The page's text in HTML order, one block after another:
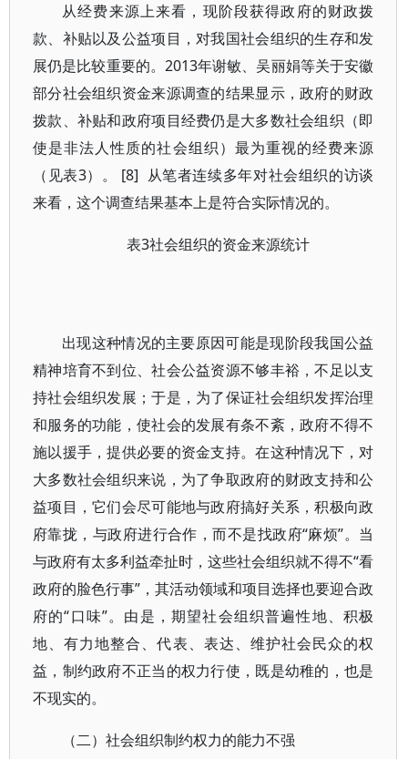
从经费来源上来看，现阶段获得政府的财政拨
款、补贴以及公益项目，对我国社会组织的生存和发
展仍是比较重要的。2013年谢敏、吴丽娟等关于安徽
部分社会组织资金来源调查的结果显示，政府的财政
拨款、补贴和政府项目经费仍是大多数社会组织（即
使是非法人性质的社会组织）最为重视的经费来源
（见表3）。 [8] 从笔者连续多年对社会组织的访谈
来看，这个调查结果基本上是符合实际情况的。
表3社会组织的资金来源统计
出现这种情况的主要原因可能是现阶段我国公益
精神培育不到位、社会公益资源不够丰裕，不足以支
持社会组织发展；于是，为了保证社会组织发挥治理
和服务的功能，使社会的发展有条不紊，政府不得不
施以援手，提供必要的资金支持。在这种情况下，对
大多数社会组织来说，为了争取政府的财政支持和公
益项目，它们会尽可能地与政府搞好关系，积极向政
府靠拢，与政府进行合作，而不是找政府“麻烦”。当
与政府有太多利益牵扯时，这些社会组织就不得不“看
政府的脸色行事”，其活动领域和项目选择也要迎合政
府的“口味”。由是，期望社会组织普遍性地、积极
地、有力地整合、代表、表达、维护社会民众的权
益，制约政府不正当的权力行使，既是幼稚的，也是
不现实的。
（二）社会组织制约权力的能力不强